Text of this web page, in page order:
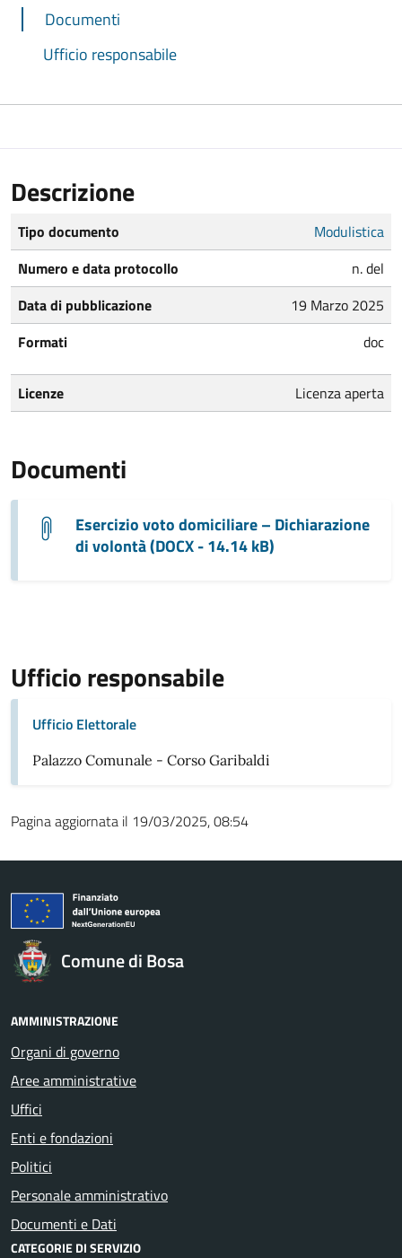
Documenti
Ufficio responsabile
Descrizione
Tipo documento
Modulistica
Numero e data protocollo
n. del
Data di pubblicazione
19 Marzo 2025
Formati
doc
Licenze Licenza aperta
Documenti
Esercizio voto domiciliare – Dichiarazione
di volontà (DOCX - 14.14 kB)
Ufficio responsabile
Ufficio Elettorale
Palazzo Comunale - Corso Garibaldi
Pagina aggiornata il 19/03/2025, 08:54
Comune di Bosa
AMMINISTRAZIONE
Organi di governo
Aree amministrative
Uffici
Enti e fondazioni
Politici
Personale amministrativo
Documenti e Dati
CATEGORIE DI SERVIZIO